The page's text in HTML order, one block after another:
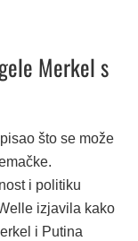
Merkel s
što se može
i politiku
izjavila kako
i Putina